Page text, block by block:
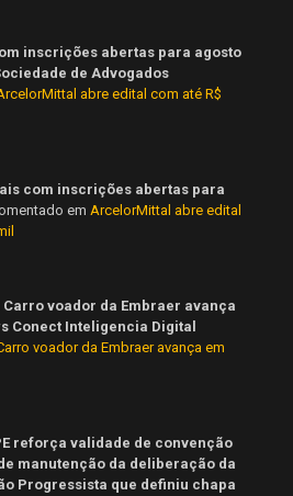
inscrições abertas para agosto
de Advogados
abre edital com até R$
com inscrições abertas para
em ArcelorMittal abre edital
voador da Embraer avança
Conect Inteligencia Digital
voador da Embraer avança em
reforça validade de convenção
manutenção da deliberação da
Progressista que definiu chapa